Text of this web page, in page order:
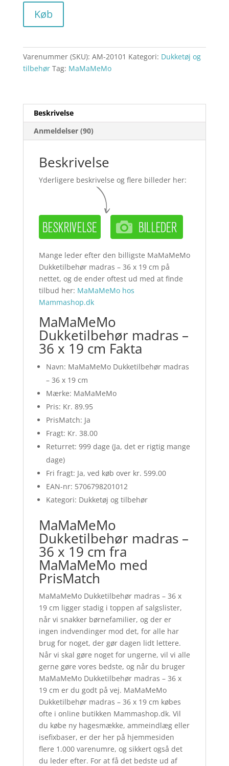
Køb
Varenummer (SKU): AM-20101 Kategori: Dukketøj og
tilbehør Tag: MaMaMeMo
Beskrivelse
Anmeldelser (90)
Beskrivelse
Yderligere beskrivelse og flere billeder her:
Mange leder efter den billigste MaMaMeMo
Dukketilbehør madras – 36 x 19 cm på
nettet, og de ender oftest ud med at finde
tilbud her: MaMaMeMo hos
Mammashop.dk
MaMaMeMo
Dukketilbehør madras –
36 x 19 cm Fakta
Navn: MaMaMeMo Dukketilbehør madras
– 36 x 19 cm
Mærke: MaMaMeMo
Pris: Kr. 89.95
PrisMatch: Ja
Fragt: Kr. 38.00
Returret: 999 dage (Ja, det er rigtig mange
dage)
Fri fragt: Ja, ved køb over kr. 599.00
EAN-nr: 5706798201012
Kategori: Dukketøj og tilbehør
MaMaMeMo
Dukketilbehør madras –
36 x 19 cm fra
MaMaMeMo med
PrisMatch
MaMaMeMo Dukketilbehør madras – 36 x
19 cm ligger stadig i toppen af salgslister,
når vi snakker børnefamilier, og der er
ingen indvendinger mod det, for alle har
brug for noget, der gør dagen lidt lettere.
Når vi skal gøre noget for ungerne, vil vi alle
gerne gøre vores bedste, og når du bruger
MaMaMeMo Dukketilbehør madras – 36 x
19 cm er du godt på vej. MaMaMeMo
Dukketilbehør madras – 36 x 19 cm købes
ofte i online butikken Mammashop.dk. Vil
du købe ny hagesmække, ammeindlæg eller
isefixbaser, er der her på hjemmesiden
flere 1.000 varenumre, og sikkert også det
du leder efter. For at få det bedste ud af